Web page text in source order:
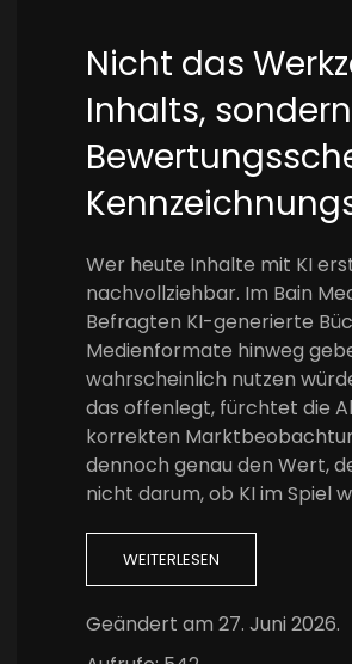
Nicht das
Inhalts,
Wer heute Inhalte mit KI
nachvollziehbar. Im Bain
Befragten KI-generierte
Medienformate hinweg
wahrscheinlich nutzen
das offenlegt, fürchtet die
korrekten
dennoch genau den Wert,
nicht darum, ob KI im Spiel
WEITERLESEN
Geändert am 27. Juni 2026.